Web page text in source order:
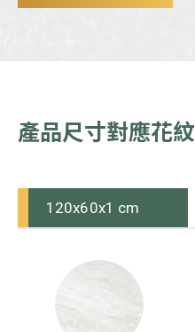
產品尺寸對應花紋
120x60x1 cm